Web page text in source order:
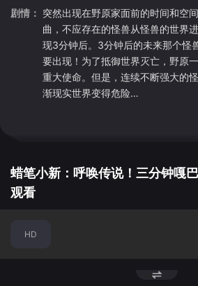
剧情： 突然出现在野原家面前的时间和空
曲，不应存在的怪兽从怪兽的世界
现3分钟后。3分钟后的未来那个怪
要出现！为了抵御世界灭亡，野原
重大使命。但是，连续不断强大的
渐现实世界变得危险…
蜡笔小新：呼唤传说！三分钟嘎
观看
HD